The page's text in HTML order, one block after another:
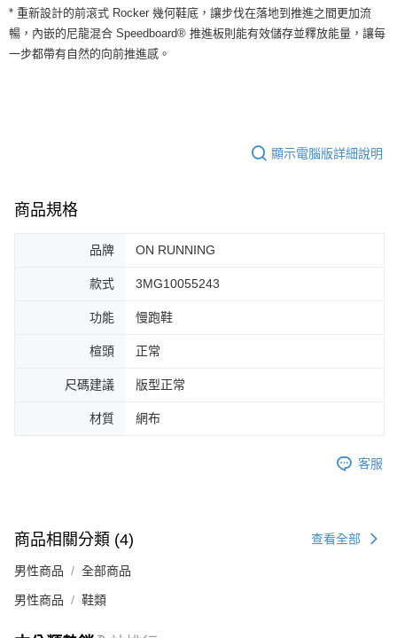
購買商品的店家。未經商家同意取消之訂單仍視為有效，需透過AFTEE先享
後付繳納相關費用。
※ 交易是否成功請以「AFTEE先享後付 」之結帳頁面顯示為準，若有關於
易，需依本服務之必要範圍內提供個人資料，並將交易相關給付款項請求債
３．未成年的使用者請事先徵得法定代理人或監護人之同意方可使用
４．使用「AFTEE先享後付」時，將依據個別帳號之用戶狀況，依本公司即
請求用戶進行身份認證。
恩沛科技股份有限公司將有權停止該用戶之使用額度並採取法律行動。
每筆NT$60，滿NT$1,500(含以上)免運費
付款後7-11取貨
* 重新設計的前滾式 Rocker 幾何鞋底，讓步伐在落地到推進之間更加流
暢，內嵌的尼龍混合 Speedboard® 推進板則能有效儲存並釋放能量，讓每
一步都帶有自然的向前推進感。
顯示電腦版詳細說明
商品規格
品牌 ON RUNNING
款式 3MG10055243
功能 慢跑鞋
楦頭 正常
尺碼建議 版型正常
材質 網布
客服
商品相關分類 (4) 查看全部
男性商品 全部商品
男性商品 鞋類